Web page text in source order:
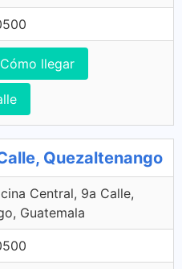
Cómo llegar
Quezaltenango
Central, 9a Calle,
Guatemala